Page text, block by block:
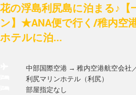
花の浮島利尻島に泊まる♪
ン】★ANA便で行く/稚内空
ホテルに泊...
中部国際空港 → 稚内空港航空会社
利尻マリンホテル（利尻）
部屋指定なし